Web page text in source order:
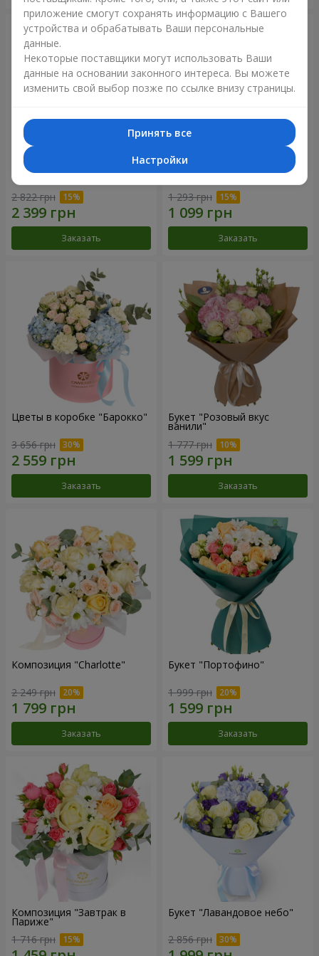
Букет "Дежавю"
2 822 грн
Заказать
Цветы в коробке "Мое
1 293 грн
Заказать
Цветы в коробке "Барокко"
3 656 грн
Заказать
Букет "Розовый вкус
ванили"
1 777 грн
Заказать
Композиция "Charlotte"
2 249 грн
Заказать
Букет "Портофино"
1 999 грн
Заказать
Композиция "Завтрак в
Париже"
1 716 грн
Букет "Лавандовое небо"
2 856 грн
приложение смогут сохранять информацию с Вашего
устройства и обрабатывать Ваши персональные
данные.
Некоторые поставщики могут использовать Ваши
данные на основании законного интереса. Вы можете
изменить свой выбор позже по ссылке внизу страницы.
Принять все
Настройки